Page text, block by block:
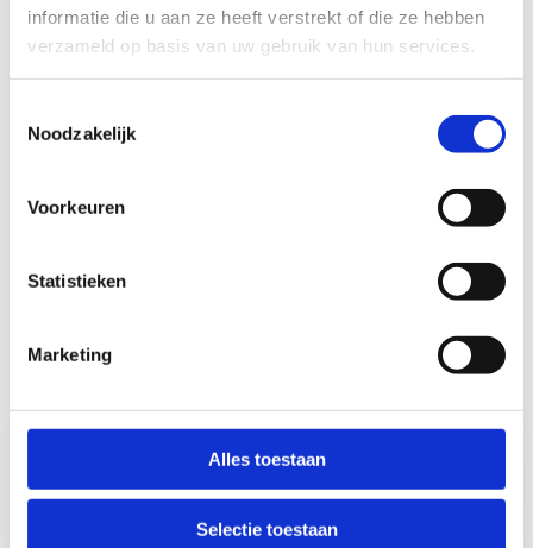
informatie die u aan ze heeft verstrekt of die ze hebben
verzameld op basis van uw gebruik van hun services.
Noodzakelijk
Voorkeuren
Statistieken
Marketing
Alles toestaan
Selectie toestaan
Peddelroutes heb je in verschillende afstanden.
Daar is het aan de (groot)ouder(s) om in te
schatten welke afstand haalbaar is voor je
De Multimovepaden hebben allemaal een afstand
toestellen tegen waar de allerjongsten (3-12 jarigen)
bewegingsvaardigheden
Mountainbiken
Lopen en